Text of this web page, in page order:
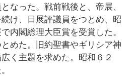
なった。戦前戦後と、帝展、
け、日展評議員をつとめ、昭
内閣総理大臣賞を受賞した。
めた。旧約聖書やギリシア神
く主題を求めた。昭和６２